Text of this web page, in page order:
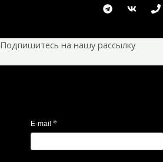
Подпишитесь на нашу рассылку
E-mail *